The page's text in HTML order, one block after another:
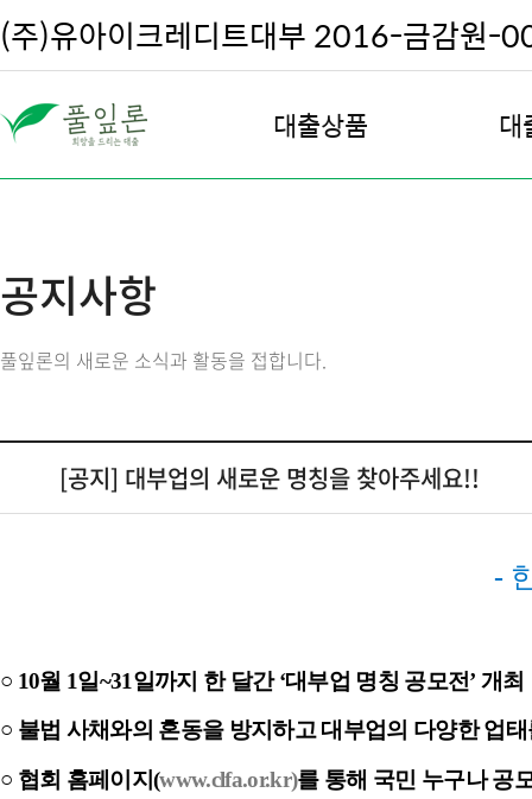
(주)유아이크레디트대부 2016-금감원
대출상품
전월세 담보 대출
회생, 파산, 신용회복 대출
우량고객 재대출
대
공지사항
풀잎론의 새로운 소식과 활동을 접합니다.
[공지] 대부업의 새로운 명칭을 찾아주세요!!
-
○ 10월 1일~31일까지 한 달간‘대부업 명칭 공모전’개최
○ 불법 사채와의 혼동을 방지하고 대부업의 다양한 업
○ 협회 홈페이지(www.clfa.or.kr)를 통해 국민 누구나 공